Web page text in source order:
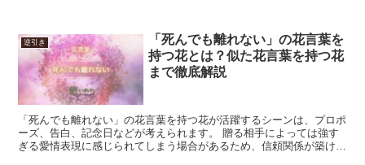
逆引き
「死んでも離れない」の花言葉を
持つ花とは？似た花言葉を持つ花
まで徹底解説
「死んでも離れない」の花言葉を持つ花が活躍するシーンは、プロポ
ーズ、告白、記念日などが考えられます。 贈る相手によっては強す
ぎる愛情表現に感じられてしまう場合があるため、信頼関係が築けて